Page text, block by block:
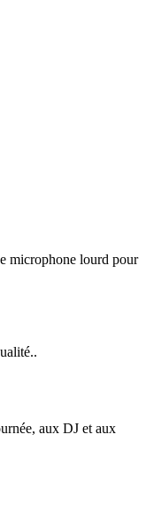
microphone lourd pour
aux DJ et aux